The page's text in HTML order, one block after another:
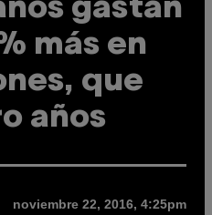
gastan
más en
que
años
noviembre 22, 2016, 4:25pm